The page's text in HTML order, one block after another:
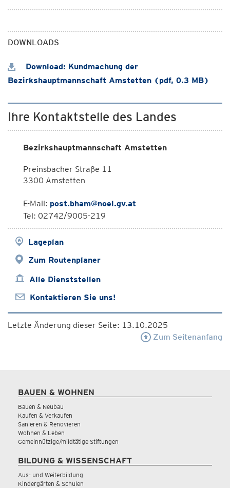
DOWNLOADS
Download: Kundmachung der
Bezirkshauptmannschaft Amstetten (pdf, 0.3 MB)
Ihre Kontaktstelle des Landes
Bezirkshauptmannschaft Amstetten
Preinsbacher Straße 11
3300 Amstetten
E-Mail: post.bham@noel.gv.at
Tel: 02742/9005-219
Lageplan
Zum Routenplaner
Alle Dienststellen
Kontaktieren Sie uns!
Letzte Änderung dieser Seite: 13.10.2025
Zum Seitenanfang
BAUEN & WOHNEN
Bauen & Neubau
Kaufen & Verkaufen
Sanieren & Renovieren
Wohnen & Leben
Gemeinnützige/mildtätige Stiftungen
BILDUNG & WISSENSCHAFT
Aus- und Weiterbildung
Kindergärten & Schulen